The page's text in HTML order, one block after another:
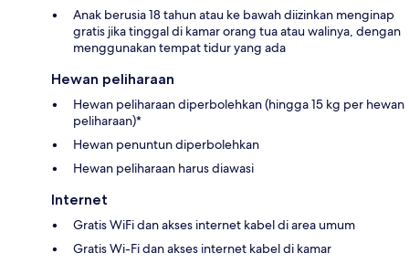
Anak berusia 18 tahun atau ke bawah diizinkan menginap
gratis jika tinggal di kamar orang tua atau walinya, dengan
menggunakan tempat tidur yang ada
Hewan peliharaan
Hewan peliharaan diperbolehkan (hingga 15 kg per hewan
peliharaan)*
Hewan penuntun diperbolehkan
Hewan peliharaan harus diawasi
Internet
Gratis WiFi dan akses internet kabel di area umum
Gratis Wi-Fi dan akses internet kabel di kamar